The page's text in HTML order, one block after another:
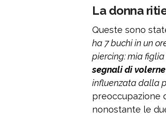
La donna
Queste sono
ha 7 buchi in un
piercing: mia
segnali di volerne
influenzata dalla
preoccupazione
nonostante le